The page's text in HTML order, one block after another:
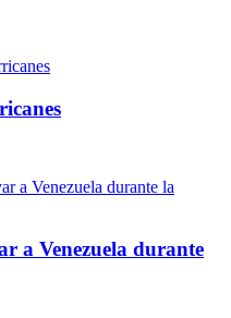
a Venezuela durante